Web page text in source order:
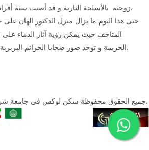
زوجته بالأسلحة النارية و قد أصيب ستة أفراد من الجيران بجروح بالغه.
حتى هذا اليوم ما يزال منزل الدكتور الهان على
المتاحف حيث يمكن رؤية آثار الدماء
الجريمة و توجد صور ضحايا الجرائم البربرية على جدران غرف المنزل.
جميع الحقوق محفوظة سكن لوكس في جامعة شرق البحر المتوسط © 2026.